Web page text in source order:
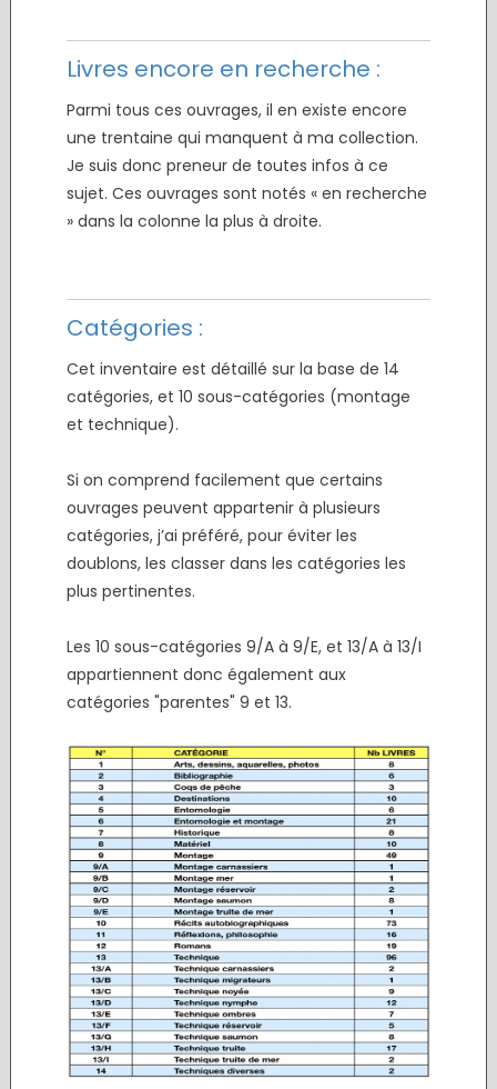
Livres encore en recherche :
Parmi tous ces ouvrages, il en existe encore
une trentaine qui manquent à ma collection.
Je suis donc preneur de toutes infos à ce
sujet. Ces ouvrages sont notés « en recherche
» dans la colonne la plus à droite.
Catégories :
Cet inventaire est détaillé sur la base de 14
catégories, et 10 sous-catégories (montage
et technique).
Si on comprend facilement que certains
ouvrages peuvent appartenir à plusieurs
catégories, j’ai préféré, pour éviter les
doublons, les classer dans les catégories les
plus pertinentes.
Les 10 sous-catégories 9/A à 9/E, et 13/A à 13/I
appartiennent donc également aux
catégories "parentes" 9 et 13.